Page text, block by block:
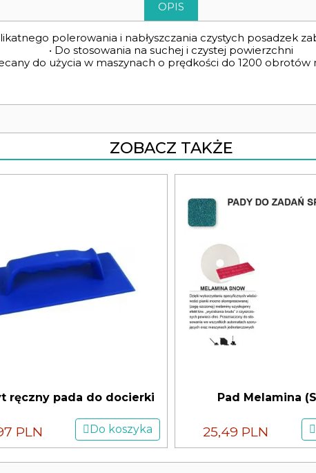
OPIS
polerowania i nabłyszczania czystych posadzek
• Do stosowania na suchej i czystej powierzchni
do użycia w maszynach o prędkości do 1200 obrotów
ZOBACZ TAKŻE
ręczny pada do docierki
PLN Do koszyka
Pad Melamina
25,49 PLN